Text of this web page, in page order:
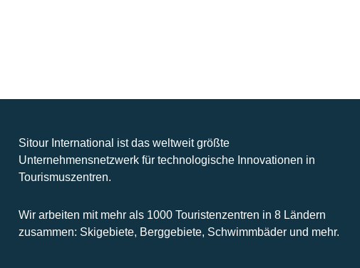
Sitour International ist das weltweit größte
Unternehmensnetzwerk für technologische Innovationen in
Tourismuszentren.
Wir arbeiten mit mehr als 1000 Touristenzentren in 8 Ländern
zusammen: Skigebiete, Berggebiete, Schwimmbäder und mehr.